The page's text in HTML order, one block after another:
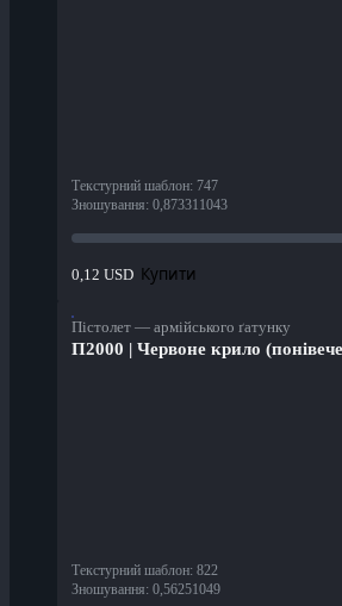
Текстурний шаблон: 747
Зношування: 0,873311043
0,12 USD Купити
Пістолет — армійського ґатунку
П2000 | Червоне крило
Текстурний шаблон: 822
Зношування: 0,56251049